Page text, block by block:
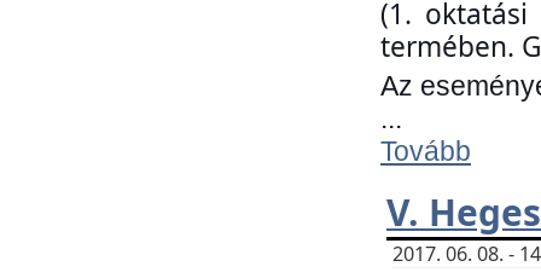
(1. oktatási
termében.
Az
...
Tovább
V.
2017. 06. 08. -